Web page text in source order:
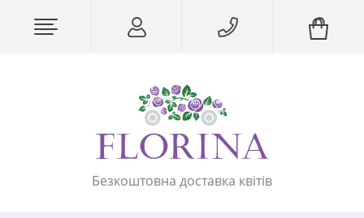
Безкоштовна доставка квітів